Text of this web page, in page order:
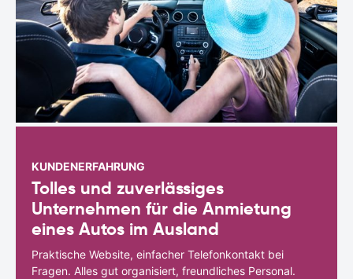
KUNDENERFAHRUNG
Tolles und zuverlässiges
Unternehmen für die Anmietung
eines Autos im Ausland
Praktische Website, einfacher Telefonkontakt bei
Fragen. Alles gut organisiert, freundliches Personal.